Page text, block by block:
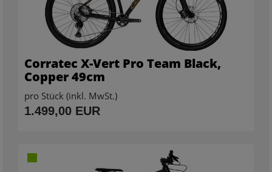
Corratec X-Vert Pro Team Black,
Copper 49cm
pro Stück (inkl. MwSt.)
1.499,00 EUR